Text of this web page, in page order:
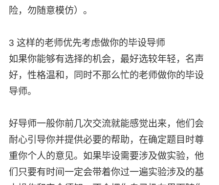
险，勿随意模仿）。
3 这样的老师优先考虑做你的毕设导师
如果你能够有选择的机会，最好选较年轻，名声
好，性格温和，同时不那么忙的老师做你的毕设
导师。
好导师一般你前几次交流就能感觉出来，他们会
耐心引导你并提供必要的帮助，在确定题目时尊
重你个人的意见。如果毕设需要涉及做实验，他
们只要有时间一定会带着你过一遍实验涉及的基